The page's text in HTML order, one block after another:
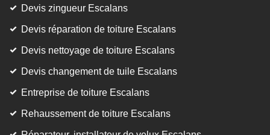
Devis zingueur Escalans
Devis réparation de toiture Escalans
Devis nettoyage de toiture Escalans
Devis changement de tuile Escalans
Entreprise de toiture Escalans
Rehaussement de toiture Escalans